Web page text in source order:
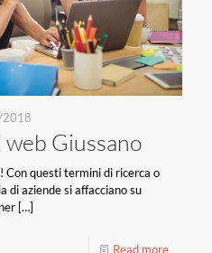
web Giussano
Con questi termini di ricerca o
di aziende si affacciano su
[…]
Read more